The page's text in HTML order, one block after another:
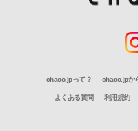
chaoo.jpって？ chaoo.jpか
よくある質問 利用規約